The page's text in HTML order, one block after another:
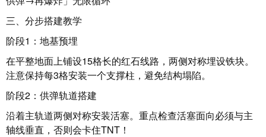
三、分步搭建教学
阶段1：地基预埋
在平整地面上铺设15格长的红石线路，两侧对称埋设铁块。
注意保持每3格安装一个支撑柱，避免结构塌陷。
阶段2：供弹轨道搭建
沿着主轨道两侧对称安装活塞。重点检查活塞面向必须与主
轴线垂直，否则会卡住TNT！